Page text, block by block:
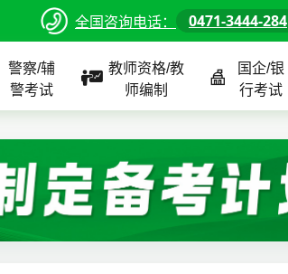
全国咨询电话： 0471-3444-284
三支一扶课程
警察/辅
警考试
全国
北京
警察/辅警课程
教师资格/教
师编制
教师/资格课程
国企/银
行考试
全国
北京
国企/银行课程